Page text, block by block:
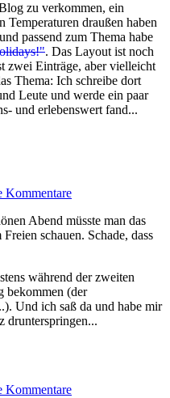
zu verkommen, ein
Temperaturen draußen haben
passend zum Thema habe
. Das Layout ist noch
zwei Einträge, aber vielleicht
Thema: Ich schreibe dort
Leute und werde ein paar
und erlebenswert fand...
Kommentare
Abend müsste man das
schauen. Schade, dass
während der zweiten
bekommen (der
Und ich saß da und habe mir
drunterspringen...
Kommentare